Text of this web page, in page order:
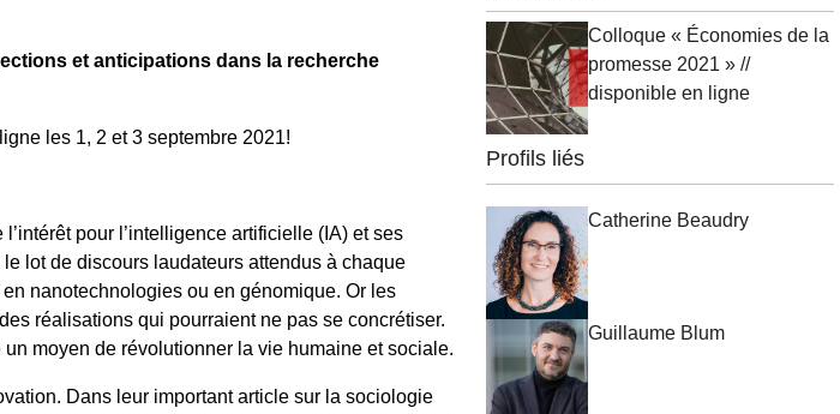
et anticipations dans la recherche
les 1, 2 et 3 septembre 2021!
pour l’intelligence artificielle (IA) et ses
lot de discours laudateurs attendus à chaque
nanotechnologies ou en génomique. Or les
réalisations qui pourraient ne pas se concrétiser.
moyen de révolutionner la vie humaine et sociale.
Dans leur important article sur la sociologie
Colloque « Économies de la
promesse 2021 » //
disponible en ligne
Profils liés
Catherine Beaudry
Guillaume Blum